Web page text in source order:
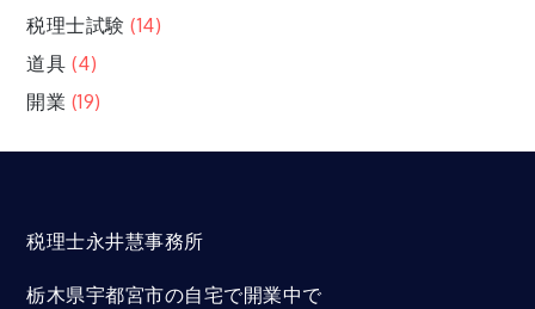
税理士試験 (14)
道具 (4)
開業 (19)
税理士永井慧事務所
栃木県宇都宮市の自宅で開業中で